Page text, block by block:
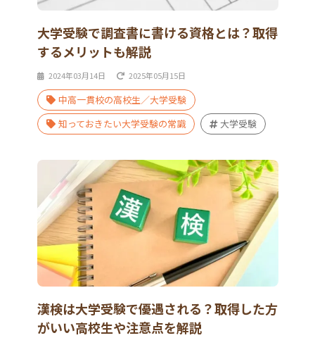
大学受験で調査書に書ける資格とは？取得
するメリットも解説
2024年03月14日 2025年05月15日
中高一貫校の高校生／大学受験
知っておきたい大学受験の常識
大学受験
漢検は大学受験で優遇される？取得した方
がいい高校生や注意点を解説